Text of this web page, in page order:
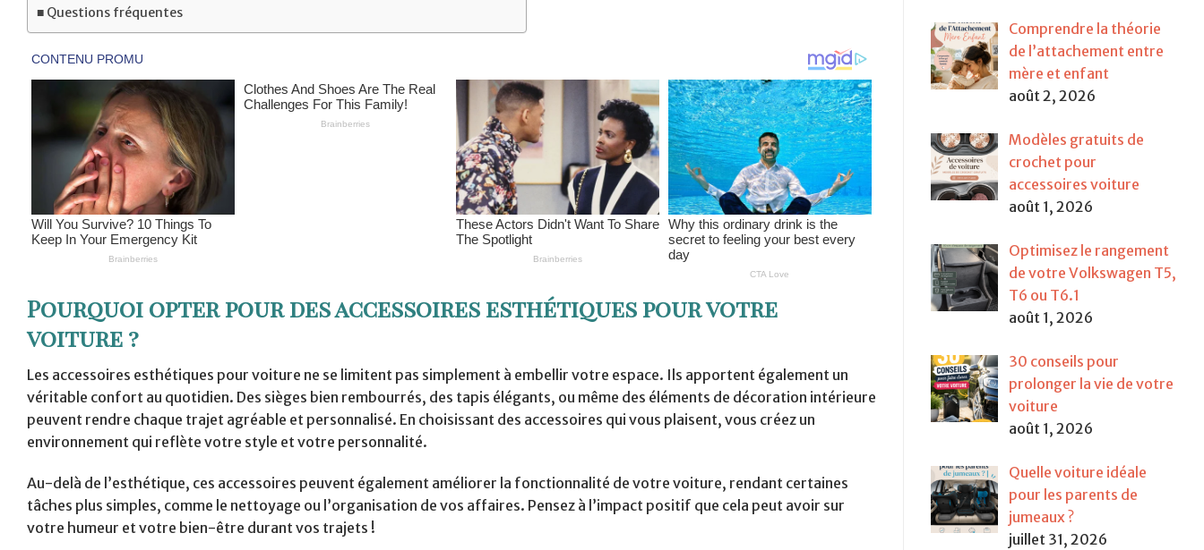
Questions fréquentes
Pourquoi opter pour des accessoires esthétiques pour votre
voiture ?
Les accessoires esthétiques pour voiture ne se limitent pas simplement à embellir votre espace. Ils apportent également un
véritable confort au quotidien. Des sièges bien rembourrés, des tapis élégants, ou même des éléments de décoration intérieure
peuvent rendre chaque trajet agréable et personnalisé. En choisissant des accessoires qui vous plaisent, vous créez un
environnement qui reflète votre style et votre personnalité.
Au-delà de l’esthétique, ces accessoires peuvent également améliorer la fonctionnalité de votre voiture, rendant certaines
tâches plus simples, comme le nettoyage ou l’organisation de vos affaires. Pensez à l’impact positif que cela peut avoir sur
votre humeur et votre bien-être durant vos trajets !
Comprendre la théorie
de l’attachement entre
mère et enfant
août 2, 2026
Modèles gratuits de
crochet pour
accessoires voiture
août 1, 2026
Optimisez le rangement
de votre Volkswagen T5,
T6 ou T6.1
août 1, 2026
30 conseils pour
prolonger la vie de votre
voiture
août 1, 2026
Quelle voiture idéale
pour les parents de
jumeaux ?
juillet 31, 2026